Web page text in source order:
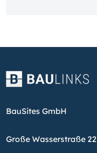
BauSites GmbH
Große Wasserstraße 22